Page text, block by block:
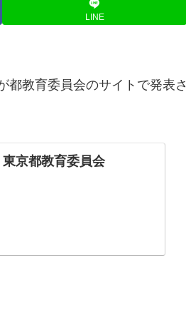
LINE
都教育委員会のサイトで発表さ
京都教育委員会